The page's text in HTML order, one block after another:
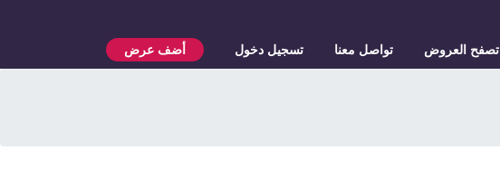
تصفح العروض تواصل معنا تسجيل دخول أضف عرض